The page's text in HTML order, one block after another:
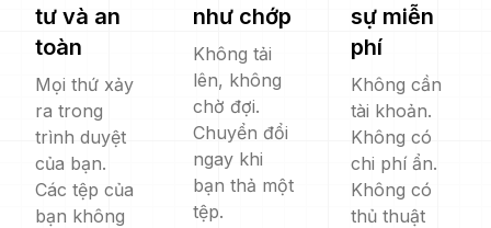
tư và an
toàn
Mọi thứ xảy
ra trong
trình duyệt
của bạn.
Các tệp của
bạn không
như chớp
Không tải
lên, không
chờ đợi.
Chuyển đổi
ngay khi
bạn thả một
tệp.
sự miễn
phí
Không cần
tài khoản.
Không có
chi phí ẩn.
Không có
thủ thuật